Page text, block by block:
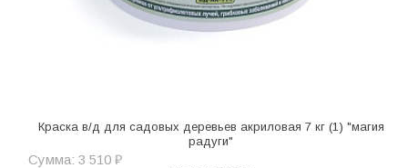
Краска в/д для садовых деревьев акриловая 7 кг (1) "магия
радуги"
Сумма: 3 510 ₽